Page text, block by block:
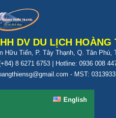
DV DU LỊCH HOÀNG
Hữu Tiến, P. Tây Thạnh, Q. Tân Phú,
8 6271 6753 | Hotline: 0936 008
- MST:
English